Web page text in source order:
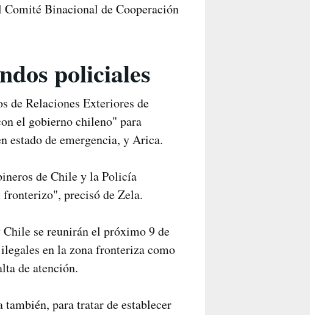
Binacional de Cooperación
policiales
de Relaciones Exteriores de
el gobierno chileno" para
estado de emergencia, y Arica.
de Chile y la Policía
precisó de Zela.
se reunirán el próximo 9 de
en la zona fronteriza como
de atención.
para tratar de establecer